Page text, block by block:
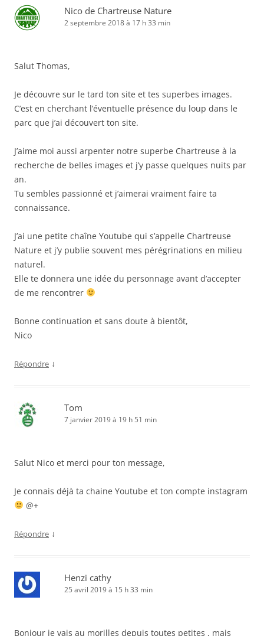
Nico de Chartreuse Nature
2 septembre 2018 à 17 h 33 min
Salut Thomas,
Je découvre sur le tard ton site et tes superbes images.
C’est en cherchant l’éventuelle présence du loup dans le
parc que j’ai découvert ton site.
J’aime moi aussi arpenter notre superbe Chartreuse à la
recherche de belles images et j’y passe quelques nuits par
an.
Tu sembles passionné et j’aimerai vraiment faire ta
connaissance.
J’ai une petite chaîne Youtube qui s’appelle Chartreuse
Nature et j’y publie souvent mes pérégrinations en milieu
naturel.
Elle te donnera une idée du personnage avant d’accepter
de me rencontrer
Bonne continuation et sans doute à bientôt,
Nico
Répondre ↓
Tom
7 janvier 2019 à 19 h 51 min
Salut Nico et merci pour ton message,
Je connais déjà ta chaine Youtube et ton compte instagram
@+
Répondre ↓
Henzi cathy
25 avril 2019 à 15 h 33 min
Bonjour je vais au morilles depuis toutes petites , mais